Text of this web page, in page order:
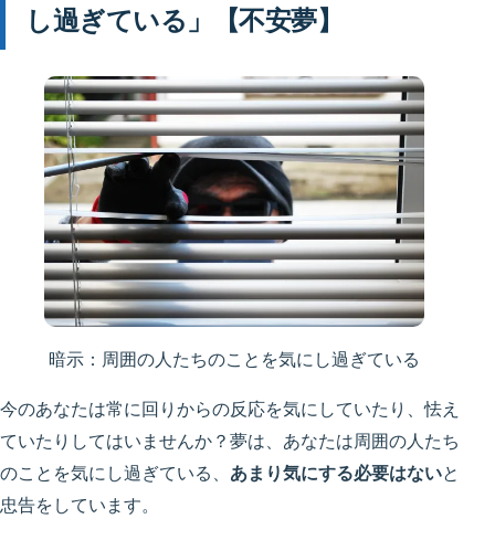
し過ぎている」【不安夢】
暗示：周囲の人たちのことを気にし過ぎている
今のあなたは常に回りからの反応を気にしていたり、怯え
ていたりしてはいませんか？夢は、あなたは周囲の人たち
のことを気にし過ぎている、 あまり気にする必要はないと
忠告をしています。